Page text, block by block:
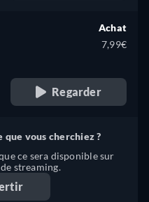
Achat
7,99€
Regarder
que vous cherchiez ?
ce sera disponible sur
streaming.